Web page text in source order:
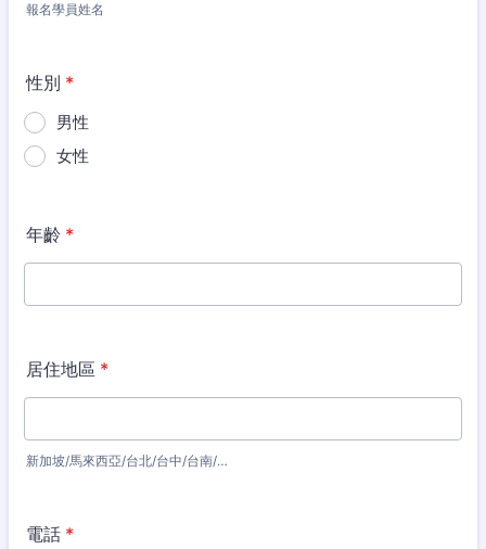
報名學員姓名
性別 *
男性
女性
年齡 *
居住地區 *
新加坡/馬來西亞/台北/台中/台南/…
電話 *